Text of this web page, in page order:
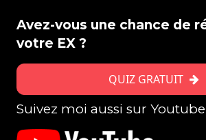
Avez-vous une chance de
votre EX ?
QUIZ GRATUIT
Suivez moi aussi sur Youtube